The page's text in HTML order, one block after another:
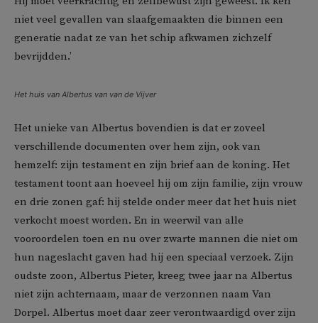
niet veel gevallen van slaafgemaakten die binnen een
generatie nadat ze van het schip afkwamen zichzelf
bevrijdden.’
Het huis van Albertus van van de Vijver
Het unieke van Albertus bovendien is dat er zoveel
verschillende documenten over hem zijn, ook van
hemzelf: zijn testament en zijn brief aan de koning. Het
testament toont aan hoeveel hij om zijn familie, zijn vrouw
en drie zonen gaf: hij stelde onder meer dat het huis niet
verkocht moest worden. En in weerwil van alle
vooroordelen toen en nu over zwarte mannen die niet om
hun nageslacht gaven had hij een speciaal verzoek. Zijn
oudste zoon, Albertus Pieter, kreeg twee jaar na Albertus
niet zijn achternaam, maar de verzonnen naam Van
Dorpel. Albertus moet daar zeer verontwaardigd over zijn